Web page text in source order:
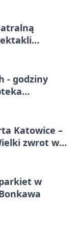
- godziny
Katowice –
zwrot w
w